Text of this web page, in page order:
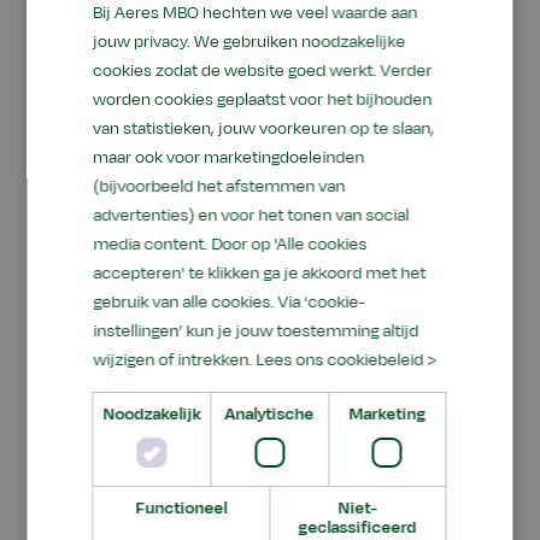
daarbij niet alleen aan kennisontwikkeling, maar
leveren ook daadwerkelijk een bijdrage aan
actuele vraagstukken in de regio.
Samenwerking speelt hierin een belangrijke rol.
In projecten zoals FutureProof, de Week van de
Regio en het Projectbureau werken studenten
uit verschillende opleidingen en leerjaren
samen aan echte opdrachten uit de praktijk.
Daarmee leren zij niet alleen over
duurzaamheid, maar ervaren zij ook hoe zij zelf
impact kunnen maken. Voor de organisatie van
de Week van de Regio was dit dan ook
aanleiding om Team Natuur & Leefomgeving te
nomineren voor de verkiezing.
Tijdens Groene Peper vormde duurzaamheid
Bij Aeres MBO hechten we veel waarde aan
jouw privacy. We gebruiken noodzakelijke
cookies zodat de website goed werkt. Verder
worden cookies geplaatst voor het bijhouden
van statistieken, jouw voorkeuren op te slaan,
maar ook voor marketingdoeleinden
(bijvoorbeeld het afstemmen van
advertenties) en voor het tonen van social
media content. Door op 'Alle cookies
accepteren' te klikken ga je akkoord met het
gebruik van alle cookies. Via ‘cookie-
instellingen’ kun je jouw toestemming altijd
wijzigen of intrekken. Lees ons cookiebeleid >
Noodzakelijk Analytische Marketing
Functioneel
Niet-
geclassificeerd